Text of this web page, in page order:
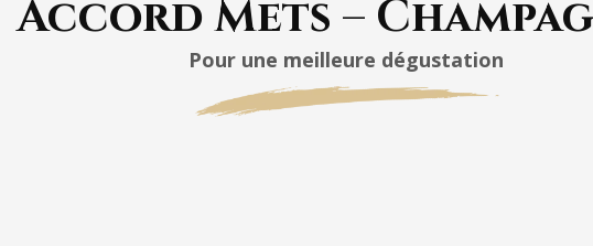
Accord Mets –
Pour une meilleure dégustation